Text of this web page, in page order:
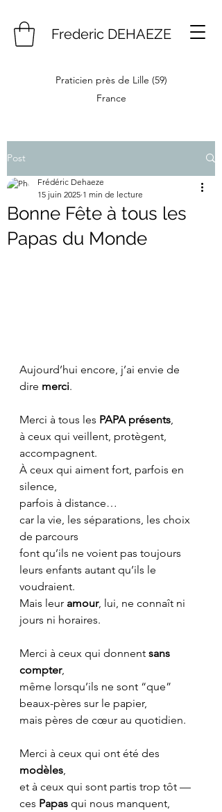
Frederic DEHAEZE
Praticien près de Lille (59)
France
Post
Bonne Fête à tous les
Papas du Monde
Frédéric Dehaeze
15 juin 2025 1 min de lecture
Aujourd’hui encore, j’ai envie de
dire merci.
Merci à tous les PAPA présents
à ceux qui veillent, protègent,
accompagnent.
À ceux qui aiment fort, parfois en
silence,
parfois à distance…
car la vie, les séparations, les choix
de parcours
font qu’ils ne voient pas toujours
leurs enfants autant qu’ils le
voudraient.
Mais leur amour, lui, ne connaît ni
jours ni horaires.
Merci à ceux qui donnent sans
compter,
même lorsqu’ils ne sont “que”
beaux-pères sur le papier,
mais pères de cœur au quotidien.
Merci à ceux qui ont été des
modèles
et à ceux qui sont partis trop tôt —
ces Papas qui nous manquent,